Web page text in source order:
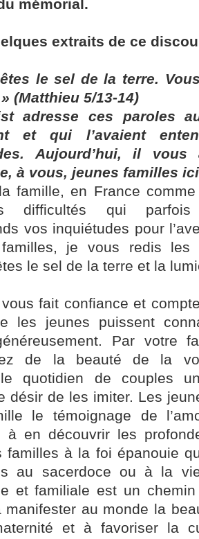
mémorial.
extraits de ce
le sel de la terre.
(Matthieu 5/13-14)
adresse ces paroles
et qui l’avaient
Aujourd’hui, il vous
à vous, jeunes familles
famille, en France
difficultés qui
vos inquiétudes pour
familles, je vous redis
le sel de la terre et la
vous fait confiance et
les jeunes puissent
Par votre
de la beauté de la
quotidien de couples
désir de les imiter. Les
le témoignage de
à en découvrir les
familles à la foi épanouie
au sacerdoce ou à la
et familiale est un
manifester au monde la
et à favoriser la